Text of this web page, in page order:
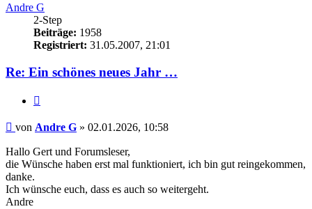
Andre G
2-Step
Beiträge: 1958
Registriert: 31.05.2007, 21:01
Re: Ein schönes neues Jahr …
Beitrag
von Andre G » 02.01.2026, 10:58
Hallo Gert und Forumsleser,
die Wünsche haben erst mal funktioniert, ich bin gut reingekommen,
danke.
Ich wünsche euch, dass es auch so weitergeht.
Andre